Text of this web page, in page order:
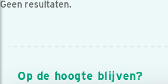
Geen resultaten.
Op de hoogte blijven?